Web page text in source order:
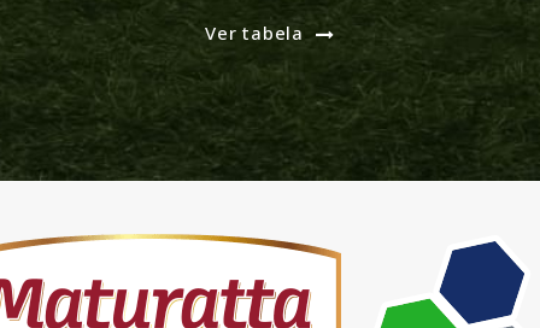
Ver tabela